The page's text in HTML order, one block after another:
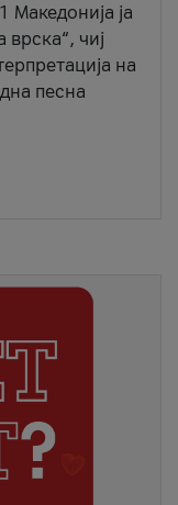
Македонија ја
чиј
на
песна